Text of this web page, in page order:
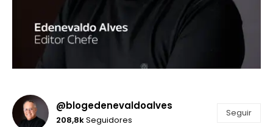
@blogedenevaldoalves
208,8kSeguidores
Seguir